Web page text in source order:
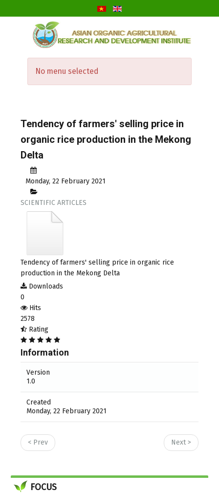
No menu selected
Tendency of farmers' selling price in
organic rice production in the Mekong
Delta
Monday, 22 February 2021
SCIENTIFIC ARTICLES
Tendency of farmers' selling price in organic rice
production in the Mekong Delta
Downloads
0
Hits
2578
Rating
Information
Version
1.0
Created
Monday, 22 February 2021
< Prev Next >
FOCUS